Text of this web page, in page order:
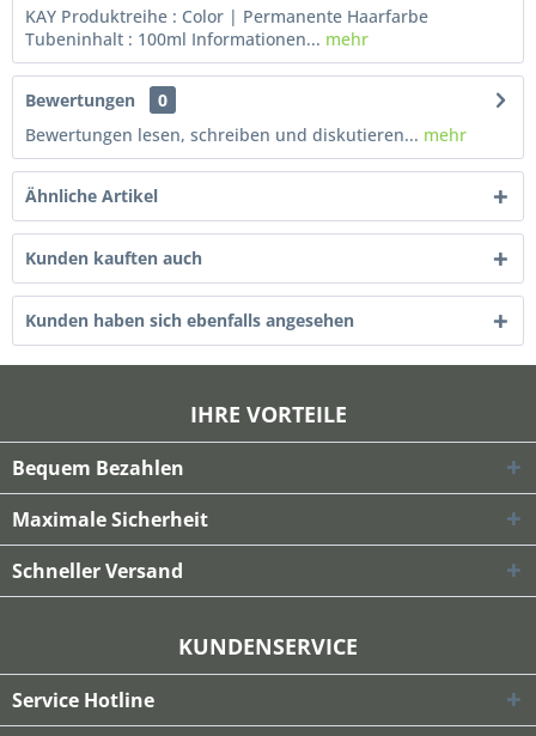
KAY Produktreihe : Color | Permanente Haarfarbe
Tubeninhalt : 100ml Informationen... mehr
Bewertungen
0
Bewertungen lesen, schreiben und diskutieren... mehr
Ähnliche Artikel
Kunden kauften auch
Kunden haben sich ebenfalls angesehen
IHRE VORTEILE
Bequem Bezahlen
Maximale Sicherheit
Schneller Versand
KUNDENSERVICE
Service Hotline